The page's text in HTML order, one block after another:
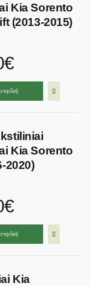
Kia Sorento
(2013-2015)
Kia Sorento
2020)
Kia